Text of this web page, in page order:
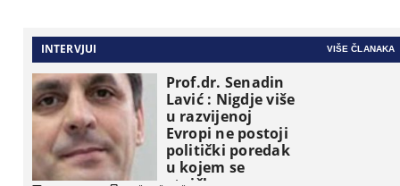
INTERVJUI VIŠE ČLANAKA
Prof.dr. Senadin
Lavić : Nigdje više
u razvijenoj
Evropi ne postoji
politički poredak
u kojem se